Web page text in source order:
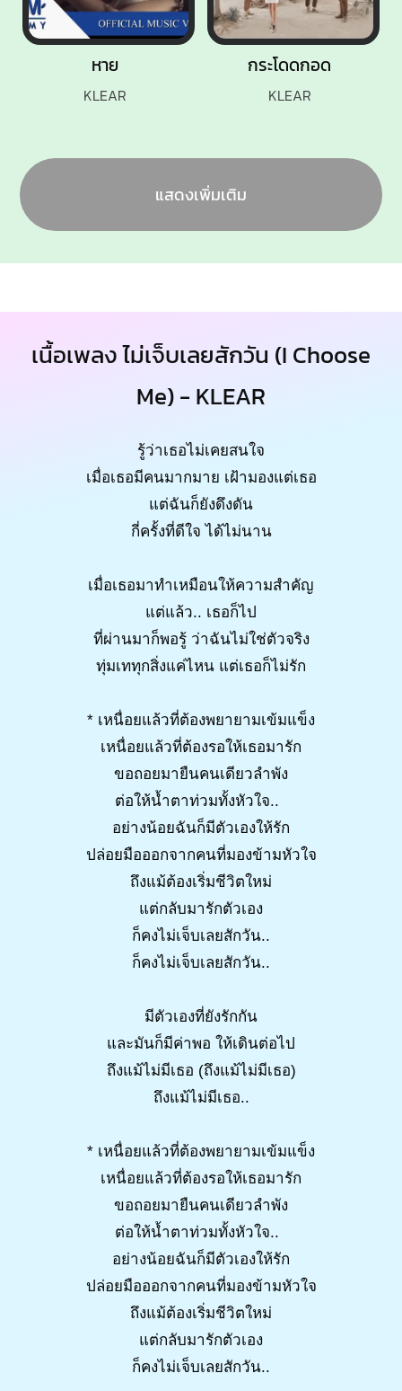
กระโดดกอด
KLEAR
หาย
KLEAR
แสดงเพิ่มเติม
เนื้อเพลง ไม่เจ็บเลยสักวัน (I Choose
Me) - KLEAR
รู้ว่าเธอไม่เคยสนใจ
เมื่อเธอมีคนมากมาย เฝ้ามองแต่เธอ
แต่ฉันก็ยังดึงดัน
กี่ครั้งที่ดีใจ ได้ไม่นาน
เมื่อเธอมาทำเหมือนให้ความสำคัญ
แต่แล้ว.. เธอก็ไป
ที่ผ่านมาก็พอรู้ ว่าฉันไม่ใช่ตัวจริง
ทุ่มเททุกสิ่งแค่ไหน แต่เธอก็ไม่รัก
* เหนื่อยแล้วที่ต้องพยายามเข้มแข็ง
เหนื่อยแล้วที่ต้องรอให้เธอมารัก
ขอถอยมายืนคนเดียวลำพัง
ต่อให้น้ำตาท่วมทั้งหัวใจ..
อย่างน้อยฉันก็มีตัวเองให้รัก
ปล่อยมือออกจากคนที่มองข้ามหัวใจ
ถึงแม้ต้องเริ่มชีวิตใหม่
แต่กลับมารักตัวเอง
ก็คงไม่เจ็บเลยสักวัน..
ก็คงไม่เจ็บเลยสักวัน..
มีตัวเองที่ยังรักกัน
และมันก็มีค่าพอ ให้เดินต่อไป
ถึงแม้ไม่มีเธอ (ถึงแม้ไม่มีเธอ)
ถึงแม้ไม่มีเธอ..
* เหนื่อยแล้วที่ต้องพยายามเข้มแข็ง
เหนื่อยแล้วที่ต้องรอให้เธอมารัก
ขอถอยมายืนคนเดียวลำพัง
ต่อให้น้ำตาท่วมทั้งหัวใจ..
อย่างน้อยฉันก็มีตัวเองให้รัก
ปล่อยมือออกจากคนที่มองข้ามหัวใจ
ถึงแม้ต้องเริ่มชีวิตใหม่
แต่กลับมารักตัวเอง
ก็คงไม่เจ็บเลยสักวัน..